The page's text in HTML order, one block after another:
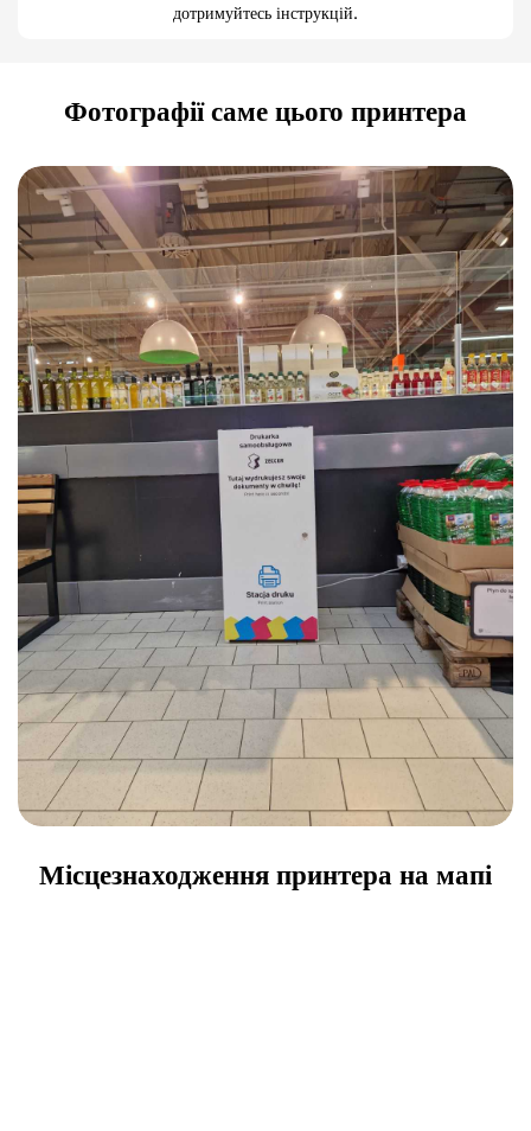
дотримуйтесь інструкцій.
Фотографії саме цього принтера
Місцезнаходження принтера на мапі